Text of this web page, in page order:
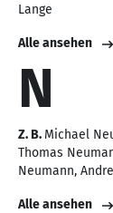
Lange
Alle ansehen
N
Z. B. Michael
Thomas
Neumann
Alle ansehen